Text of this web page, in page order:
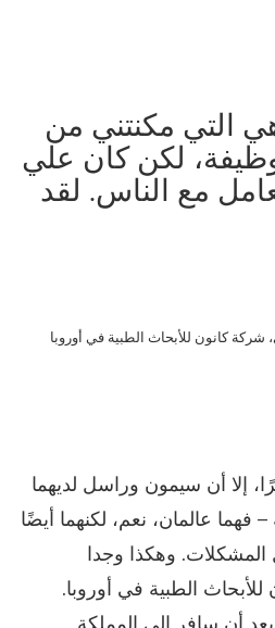
شركة كانون للأبحاث الطبية في أوروبا
التي مكنتني من
لكن كان علي
مع الناس. لقد
إلا أن سيمون وراسل لديهما
فهما عالمان، نعم، لكنهما أيضًا
وهكذا وجدا
الطبية في أوروبا.